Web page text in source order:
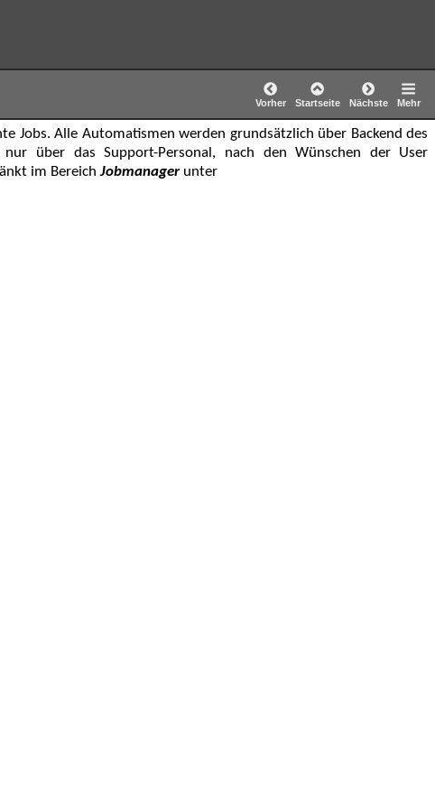
Vorher Startseite Nächste Mehr
Jobs. Alle Automatismen werden grundsätzlich über Backend des
über das Support-Personal, nach den Wünschen der User
im BereichJobmanager unter